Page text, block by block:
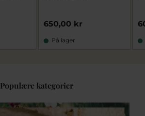
650,00 kr
På lager
Populære kategorier